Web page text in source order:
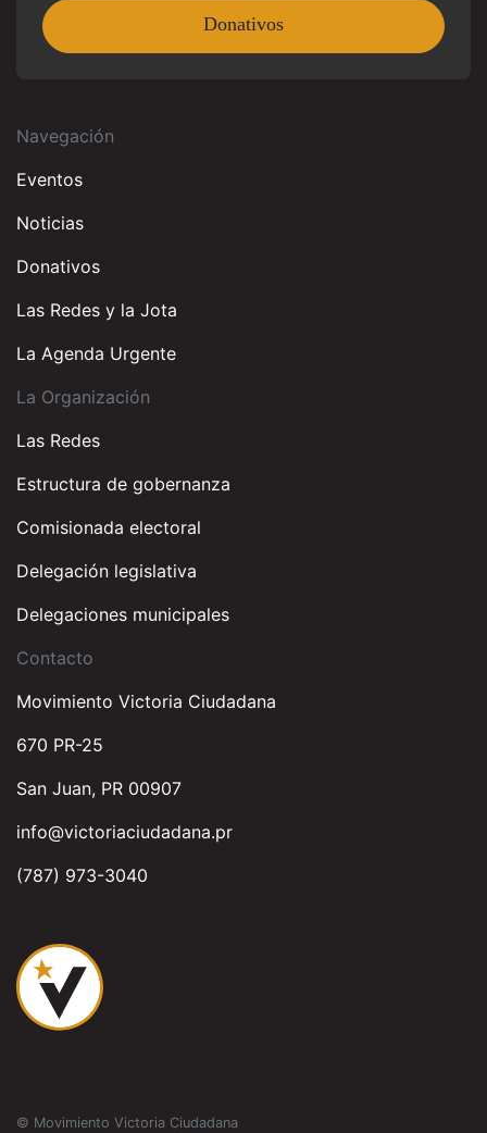
Donativos
Navegación
Eventos
Noticias
Donativos
Las Redes y la Jota
La Agenda Urgente
La Organización
Las Redes
Estructura de gobernanza
Comisionada electoral
Delegación legislativa
Delegaciones municipales
Contacto
Movimiento Victoria Ciudadana
670 PR-25
San Juan, PR 00907
info@victoriaciudadana.pr
(787) 973-3040
© Movimiento Victoria Ciudadana